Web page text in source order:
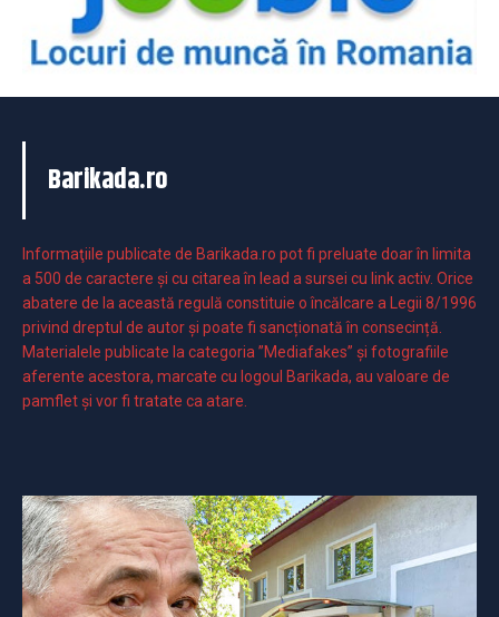
Barikada.ro
Informaţiile publicate de Barikada.ro pot fi preluate doar în limita
a 500 de caractere şi cu citarea în lead a sursei cu link activ. Orice
abatere de la această regulă constituie o încălcare a Legii 8/1996
privind dreptul de autor și poate fi sancționată în consecință.
Materialele publicate la categoria ”Mediafakes” și fotografiile
aferente acestora, marcate cu logoul Barikada, au valoare de
pamflet și vor fi tratate ca atare.